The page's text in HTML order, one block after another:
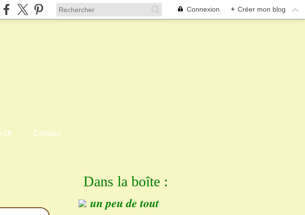
Connexion + Créer mon blog
Or Contact
Dans la boîte :
un peu de tout